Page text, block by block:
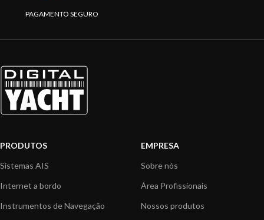
PAGAMENTO SEGURO
PRODUTOS
Sistemas AIS
Internet a bordo
Instrumentos de Navegação
EMPRESA
Sobre nós
Área Profissionais
Nossos produtos